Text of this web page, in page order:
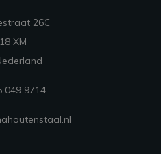
26C
XM
049 9714